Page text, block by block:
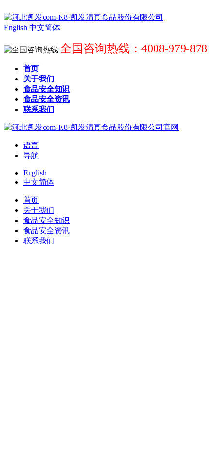
English 中文简体
全国咨询热线：4008-979-878
首页
关于我们
食品安全知识
食品安全资讯
联系我们
语言
导航
English
中文简体
首页
关于我们
食品安全知识
食品安全资讯
联系我们